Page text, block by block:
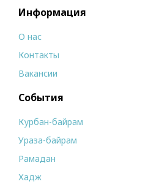
Информация
О нас
Контакты
Вакансии
События
Курбан-байрам
Ураза-байрам
Рамадан
Хадж